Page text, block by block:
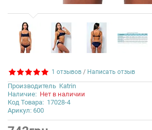
1 отзывов / Написать отзыв
Производитель Katrin
Наличие: Нет в наличии
Код Товара: 17028-4
Арикул: 600